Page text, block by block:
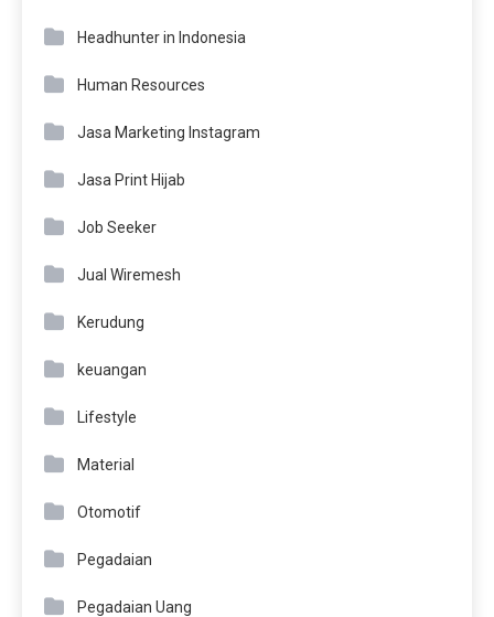
Headhunter in Indonesia
Human Resources
Jasa Marketing Instagram
Jasa Print Hijab
Job Seeker
Jual Wiremesh
Kerudung
keuangan
Lifestyle
Material
Otomotif
Pegadaian
Pegadaian Uang